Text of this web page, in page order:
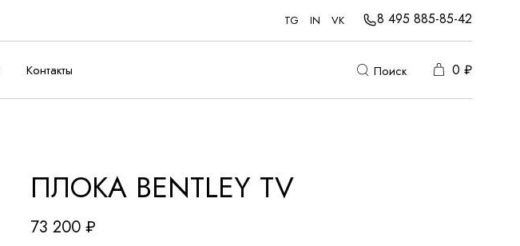
TG IN VK 8 495 885-85-42
Контакты Поиск 0 ₽
ПЛОКА BENTLEY TV
73 200 ₽